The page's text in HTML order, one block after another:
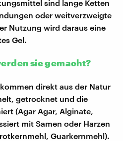
sind lange Ketten
oder weitverzweigte
Nutzung wird daraus eine
Gel.
sie gemacht?
direkt aus der Natur
getrocknet und die
(Agar Agar, Alginate,
mit Samen oder Harzen
Guarkernmehl).